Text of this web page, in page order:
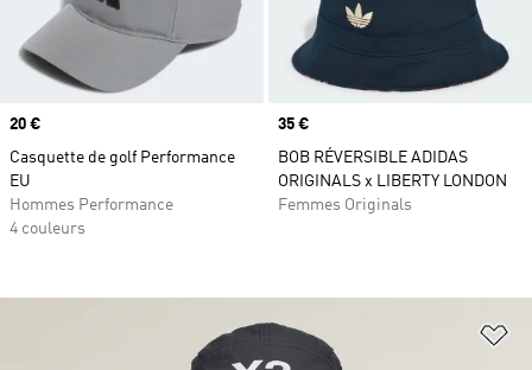
Prix
20 €
Casquette de golf Performance
EU
Hommes Performance
4 couleurs
Prix
35 €
BOB RÉVERSIBLE ADIDAS
ORIGINALS x LIBERTY LONDON
Femmes Originals